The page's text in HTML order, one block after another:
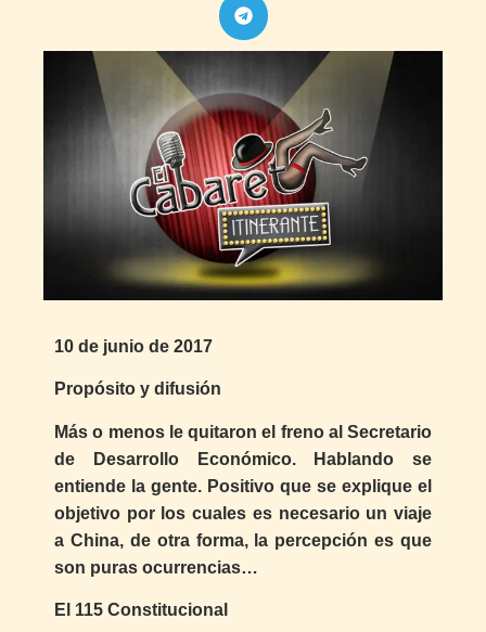
10 de junio de 2017
Propósito y difusión
Más o menos le quitaron el freno al Secretario
de Desarrollo Económico. Hablando se
entiende la gente. Positivo que se explique el
objetivo por los cuales es necesario un viaje
a China, de otra forma, la percepción es que
son puras ocurrencias…
El 115 Constitucional